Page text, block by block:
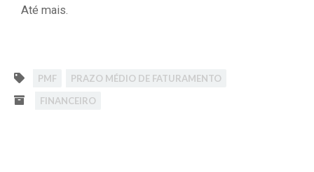
Até mais.
PMF
PRAZO MÉDIO DE FATURAMENTO
FINANCEIRO